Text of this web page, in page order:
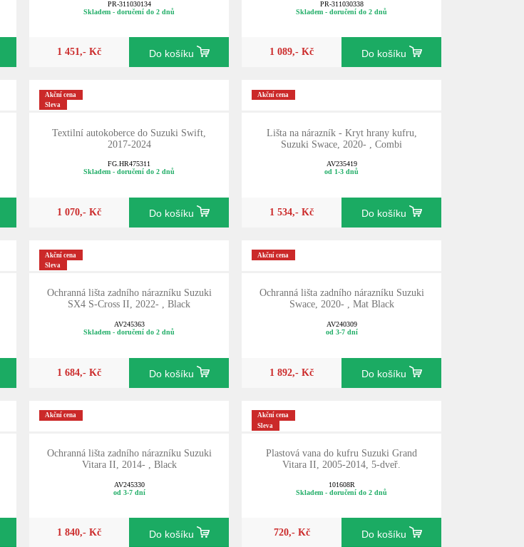
PR-311030134
Skladem - doručení do 2 dnů
1 451,- Kč Do košíku
PR-311030338
Skladem - doručení do 2 dnů
1 089,- Kč Do košíku
Akční cena
Sleva
Textilní autokoberce do Suzuki Swift,
2017-2024
FG.HR475311
Skladem - doručení do 2 dnů
1 070,- Kč Do košíku
Akční cena
Lišta na nárazník - Kryt hrany kufru,
Suzuki Swace, 2020- , Combi
AV235419
od 1-3 dnů
1 534,- Kč Do košíku
Akční cena
Sleva
Ochranná lišta zadního nárazníku Suzuki
SX4 S-Cross II, 2022- , Black
AV245363
Skladem - doručení do 2 dnů
1 684,- Kč Do košíku
Akční cena
Ochranná lišta zadního nárazníku Suzuki
Swace, 2020- , Mat Black
AV240309
od 3-7 dní
1 892,- Kč Do košíku
Akční cena
Ochranná lišta zadního nárazníku Suzuki
Vitara II, 2014- , Black
AV245330
od 3-7 dní
1 840,- Kč Do košíku
Akční cena
Sleva
Plastová vana do kufru Suzuki Grand
Vitara II, 2005-2014, 5-dveř.
101608R
Skladem - doručení do 2 dnů
720,- Kč Do košíku